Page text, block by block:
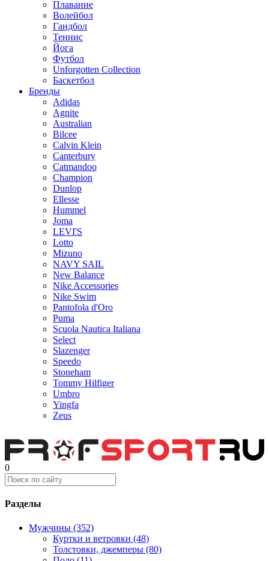
Плавание
Волейбол
Гандбол
Теннис
Йога
Футбол
Unforgotten Collection
Баскетбол
Бренды
Adidas
Agnite
Australian
Bilcee
Calvin Klein
Canterbury
Catmandoo
Champion
Dunlop
Ellesse
Hummel
Joma
LEVI'S
Lotto
Mizuno
NAVY SAIL
New Balance
Nike Accessories
Nike Swim
Pantofola d'Oro
Puma
Scuola Nautica Italiana
Select
Slazenger
Speedo
Stoneham
Tommy Hilfiger
Umbro
Yingfa
Zeus
0
Разделы
Мужчины (352)
Куртки и ветровки (48)
Толстовки, джемперы (80)